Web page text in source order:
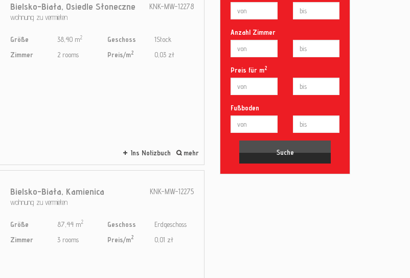
Bielsko-Biała, Osiedle Słoneczne
wohnung zu vermieten
KNK-MW-12278
Größe 38,40 m2 Geschoss
1Stock
Zimmer
2 rooms Preis/m2 0,03 zł
Ins Notizbuch mehr
Bielsko-Biała, Kamienica
wohnung zu vermieten
KNK-MW-12275
Größe 87,44 m2 Geschoss
Erdgeschoss
Zimmer
3 rooms Preis/m2 0,01 zł
Anzahl Zimmer
Preis für m2
Fußboden